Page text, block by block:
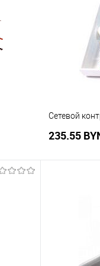
Купить в
В избранное
Сетевой
235.55